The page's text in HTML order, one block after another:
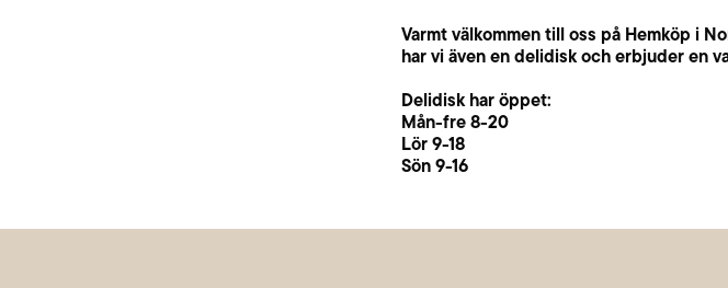
Varmt välkommen till oss på Hemköp i
har vi även en delidisk och erbjuder en
Delidisk har öppet:
Mån-fre 8-20
Lör 9-18
Sön 9-16